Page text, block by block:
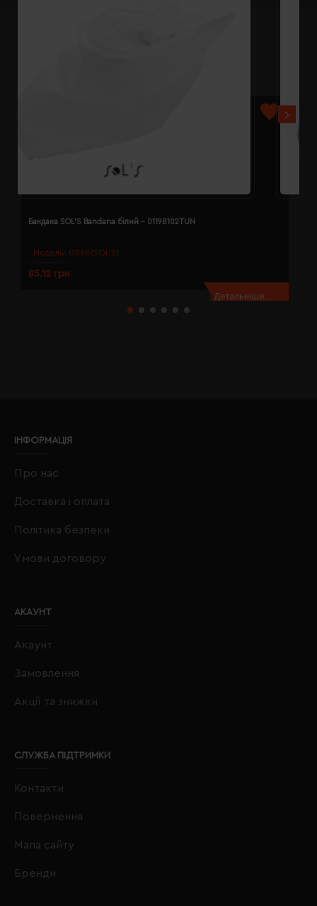
Модель: 01198(SOL’S)
Бандана SOL'S Bandana білий - 01198102TUN
85.12 грн
Детальніше...
ІНФОРМАЦІЯ
Про нас
Доставка і оплата
Політика безпеки
Умови договору
АКАУНТ
Акаунт
Замовлення
Акції та знижки
СЛУЖБА ПІДТРИМКИ
Контакти
Повернення
Мапа сайту
Бренди